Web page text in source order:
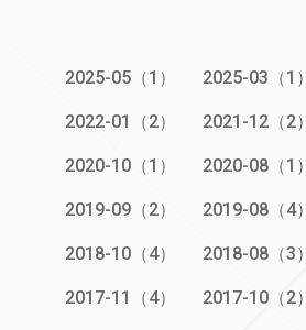
2025-05（1） 2025-03（1）
2022-01（2） 2021-12（2）
2020-10（1） 2020-08（1）
2019-09（2） 2019-08（4）
2018-10（4） 2018-08（3）
2017-11（4） 2017-10（2）